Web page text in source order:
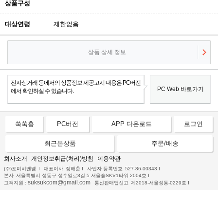
상품구성
대상연령 제한없음
상품 상세 정보
전자상거래 등에서의 상품정보 제공고시 내용은 PC버전
에서 확인하실 수 있습니다.
PC Web 바로가기
쑥쑥홈 PC버전 APP 다운로드 로그인
최근본상품 주문/배송
회사소개 개인정보취급(처리)방침 이용약관
(주)포미비앤엠 I 대표이사 정해춘 I 사업자 등록번호 527-86-00343 I
본사 서울특별시 성동구 성수일로8길 5 서울숲SKV1타워 2004호 I
고객지원 : suksukcom@gmail.com 통신판매업신고 제2018-서울성동-0229호 I